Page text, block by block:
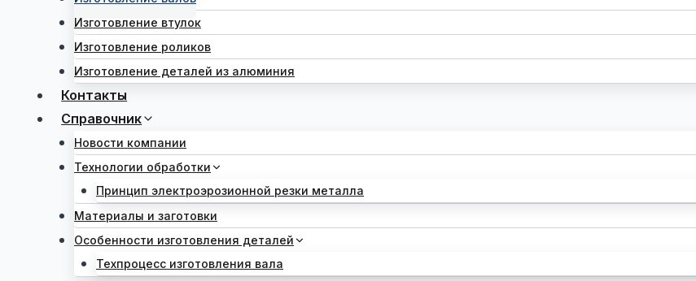
Изготовление втулок
Изготовление роликов
Изготовление деталей из алюминия
Контакты
Справочник
Новости компании
Технологии обработки
Принцип электроэрозионной резки металла
Материалы и заготовки
Особенности изготовления деталей
Техпроцесс изготовления вала